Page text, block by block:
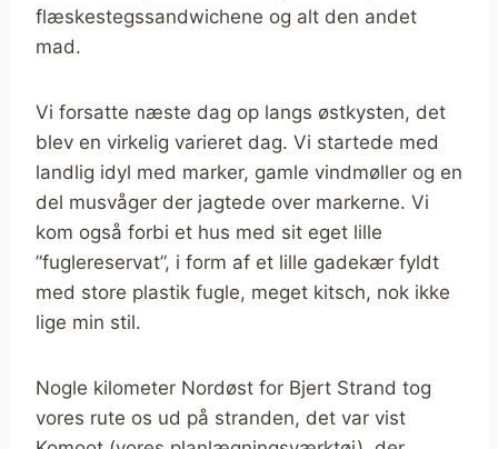
flæskestegssandwichene og alt den andet
mad.
Vi forsatte næste dag op langs østkysten, det
blev en virkelig varieret dag. Vi startede med
landlig idyl med marker, gamle vindmøller og en
del musvåger der jagtede over markerne. Vi
kom også forbi et hus med sit eget lille
”fuglereservat”, i form af et lille gadekær fyldt
med store plastik fugle, meget kitsch, nok ikke
lige min stil.
Nogle kilometer Nordøst for Bjert Strand tog
vores rute os ud på stranden, det var vist